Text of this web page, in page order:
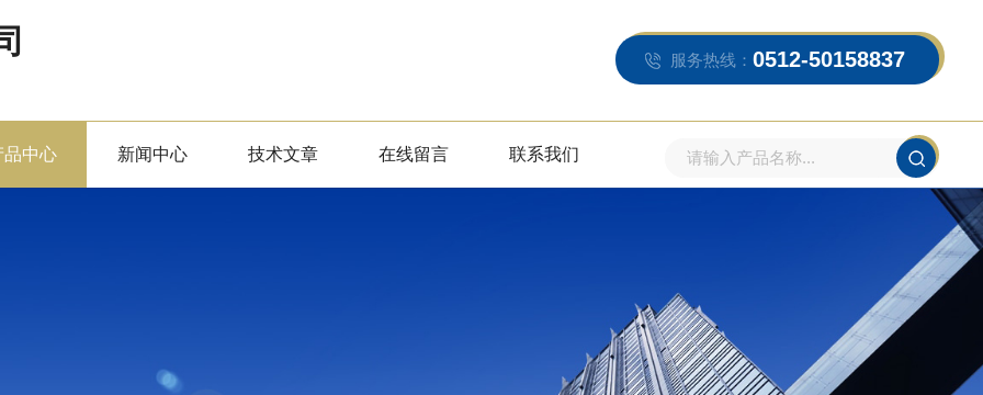
服务热线： 0512-50158837
品中心 新闻中心 技术文章 在线留言 联系我们